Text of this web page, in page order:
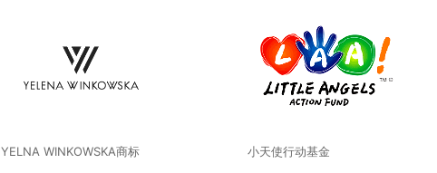
YELNA WINKOWSKA商标 小天使行动基金